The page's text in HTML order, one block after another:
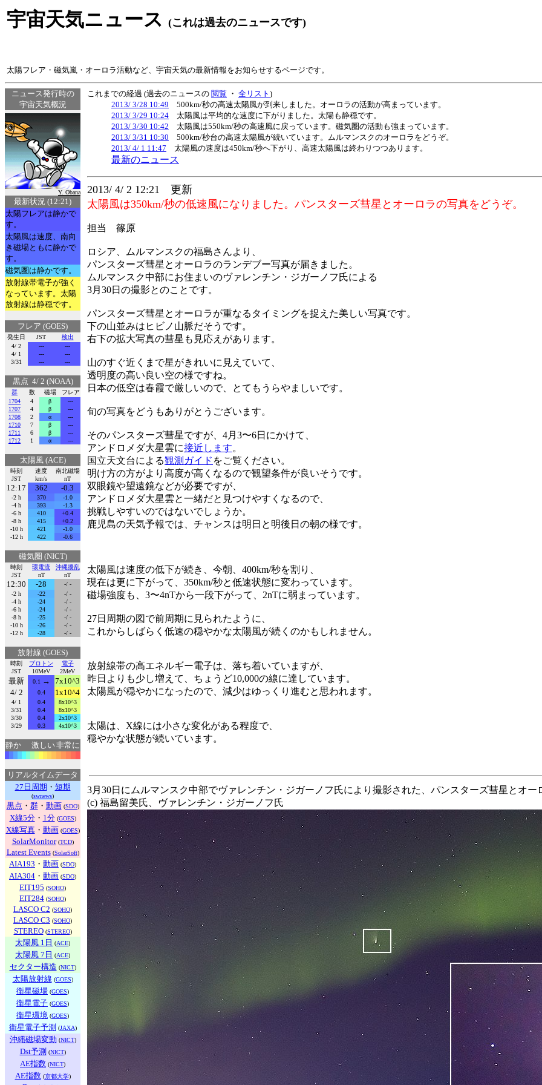
宇宙天気ニュース (これは過去のニュースです)
太陽フレア・磁気嵐・オーロラ活動など、宇宙天気の最新情報をお知らせするページです。
ニュース発行時の
宇宙天気概況
Y. Obana
最新状況 (12:21)
太陽フレアは静かで
す。
太陽風は速度、南向
き磁場ともに静かで
す。
磁気圏は静かです。
放射線帯電子が強く
なっています。太陽
放射線は静穏です。
フレア (GOES)
発生日 JST
検出
4/ 2
---
---
4/ 1
---
---
3/31
--- ---
黒点 4/ 2 (NOAA)
群 数 磁場
フレア
1704
4 β
---
1707
4 β
---
1708
2 α
---
1710
7 β
---
1711
6 β
---
1712
1 α ---
太陽風 (ACE)
時刻
JST
速度
km/s
南北磁場
nT
12:17 362 -0.3
-2 h 370
-1.0
-4 h
393
-1.3
-6 h
410
+0.4
-8 h
415
+0.2
-10 h
421
-1.0
-12 h
422 -0.6
磁気圏 (NICT)
時刻
JST
環電流
nT
沖縄擾乱
nT
12:30 -28
-/ -
-2 h
-22
-/ -
-4 h
-24
-/ -
-6 h
-24
-/ -
-8 h
-25
-/ -
-10 h
-26
-/ -
-12 h
-28 -/ -
放射線 (GOES)
時刻
JST
プロトン
10MeV
電子
2MeV
最新 0.1→
7x10^3
4/ 2
0.4 1x10^4
4/ 1 0.4
8x10^3
3/31
0.4
8x10^3
3/30
0.4
2x10^3
3/29
0.3 4x10^3
静か 激しい非常に
リアルタイムデータ
27日周期 ・ 短期
(swnews)
黒点 ・ 群・ 動画 (SDO)
X線5分・ 1分(GOES)
X線写真・ 動画 (GOES)
SolarMonitor(TCD)
Latest Events(SolarSoft)
AIA193 ・ 動画 (SDO)
AIA304 ・ 動画 (SDO)
EIT195 (SOHO)
EIT284 (SOHO)
LASCO C2 (SOHO)
LASCO C3 (SOHO)
STEREO(STEREO)
太陽風 1日 (ACE)
太陽風 7日 (ACE)
セクター構造 (NICT)
太陽放射線 (GOES)
衛星磁場 (GOES)
衛星電子 (GOES)
衛星環境 (GOES)
衛星電子予測 (JAXA)
沖縄磁場変動 (NICT)
Dst予測 (NICT)
AE指数 (NICT)
AE指数(京都大学)
これまでの経過 (過去のニュースの 閲覧 ・ 全リスト )
2013/ 3/28 10:49 500km/秒の高速太陽風が到来しました。オーロラの活動が高まっています。
2013/ 3/29 10:24 太陽風は平均的な速度に下がりました。太陽も静穏です。
2013/ 3/30 10:42 太陽風は550km/秒の高速風に戻っています。磁気圏の活動も強まっています。
2013/ 3/31 10:30 500km/秒台の高速太陽風が続いています。ムルマンスクのオーロラをどうぞ。
2013/ 4/ 1 11:47 太陽風の速度は450km/秒へ下がり、高速太陽風は終わりつつあります。
最新のニュース
2013/ 4/ 2 12:21 更新
太陽風は350km/秒の低速風になりました。パンスターズ彗星とオーロラの写真をどうぞ。
担当 篠原
ロシア、ムルマンスクの福島さんより、
パンスターズ彗星とオーロラのランデブー写真が届きました。
ムルマンスク中部にお住まいのヴァレンチン・ジガーノフ氏による
3月30日の撮影とのことです。
パンスターズ彗星とオーロラが重なるタイミングを捉えた美しい写真です。
下の山並みはヒビノ山脈だそうです。
右下の拡大写真の彗星も見応えがあります。
山のすぐ近くまで星がきれいに見えていて、
透明度の高い良い空の様ですね。
日本の低空は春霞で厳しいので、とてもうらやましいです。
旬の写真をどうもありがとうございます。
そのパンスターズ彗星ですが、4月3〜6日にかけて、
アンドロメダ大星雲に接近します。
国立天文台による観測ガイド をご覧ください。
明け方の方がより高度が高くなるので観望条件が良いそうです。
双眼鏡や望遠鏡などが必要ですが、
アンドロメダ大星雲と一緒だと見つけやすくなるので、
挑戦しやすいのではないでしょうか。
鹿児島の天気予報では、チャンスは明日と明後日の朝の様です。
太陽風は速度の低下が続き、今朝、400km/秒を割り、
現在は更に下がって、350km/秒と低速状態に変わっています。
磁場強度も、3〜4nTから一段下がって、2nTに弱まっています。
27日周期の図で前周期に見られたように、
これからしばらく低速の穏やかな太陽風が続くのかもしれません。
放射線帯の高エネルギー電子は、落ち着いていますが、
昨日よりも少し増えて、ちょうど10,000の線に達しています。
太陽風が穏やかになったので、減少はゆっくり進むと思われます。
太陽は、X線には小さな変化がある程度で、
穏やかな状態が続いています。
3月30日にムルマンスク中部でヴァレンチン・ジガーノフ氏により撮影された、パンスターズ彗星とオー
(c) 福島留美氏、ヴァレンチン・ジガーノフ氏